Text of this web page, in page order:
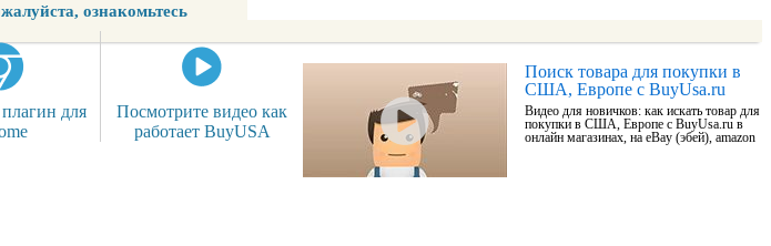
ознакомьтесь
для
Посмотрите видео как
работает BuyUSA
Поиск товара для покупки в
США, Европе с BuyUsa.ru
Видео для новичков: как искать товар для
покупки в США, Европе с BuyUsa.ru в
онлайн магазинах, на eBay (эбей), amazon